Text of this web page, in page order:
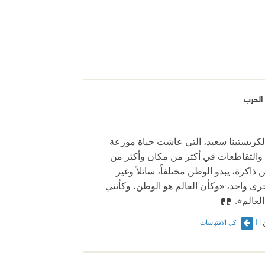
لكريستينا سعيد، التي عاشت حياة موزعة
والتقاطعات في أكثر من مكان وأكثر من
ذاكرة، يبدو الوطن مختلفاً، سائلاً وغير
واحد، «وكأن العالم هو الوطن، وكأنني
H كل الاقتباسات